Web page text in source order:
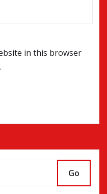
in this browser
Go